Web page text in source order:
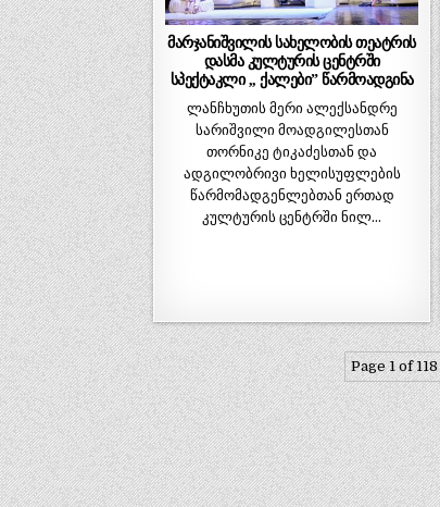
მარჯანიშვილის სახელობის თეატრის
დასმა კულტურის ცენტრში
სპექტაკლი ,, ქალები” წარმოადგინა
ლანჩხუთის მერი ალექსანდრე
სარიშვილი მოადგილესთან
თორნიკე ტიკაძესთან და
ადგილობრივი ხელისუფლების
წარმომადგენლებთან ერთად
კულტურის ცენტრში ნილ…
Page 1 of 118